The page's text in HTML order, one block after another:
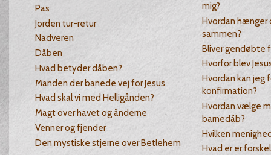
Pas
Jorden tur-retur
Nadveren
Dåben
Hvad betyder dåben?
Manden der banede vej for Jesus
Hvad skal vi med Helligånden?
Magt over havet og ånderne
Venner og fjender
Den mystiske stjerne over Betlehem
mig?
Hvordan hænger
sammen?
Bliver gendøbte
Hvorfor blev
Hvordan kan jeg
konfirmation?
Hvordan vælge
barnedåb?
Hvilken
Hvad er er